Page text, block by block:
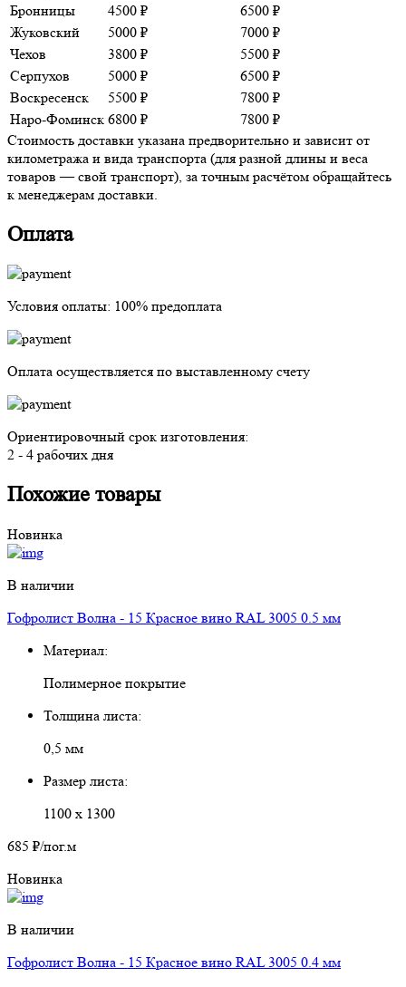
Бронницы
4500 ₽
6500 ₽
Жуковский
5000 ₽
7000 ₽
Чехов
3800 ₽
5500 ₽
Серпухов
5000 ₽
6500 ₽
Воскресенск
5500 ₽
7800 ₽
Наро-Фоминск 6800 ₽
7800 ₽
Стоимость доставки указана предворительно и зависит от
километража и вида транспорта (для разной длины и веса
товаров — свой транспорт), за точным расчётом обращайтесь
к менеджерам доставки.
Оплата
Условия оплаты: 100% предоплата
Оплата осуществляется по выставленному счету
Ориентировочный срок изготовления:
2 - 4 рабочих дня
Похожие товары
Новинка
В наличии
Гофролист Волна - 15 Красное вино RAL 3005 0.5 мм
Материал:
Полимерное покрытие
Толщина листа:
0,5 мм
Размер листа:
1100 х 1300
685 ₽/пог.м
Новинка
В наличии
Гофролист Волна - 15 Красное вино RAL 3005 0.4 мм